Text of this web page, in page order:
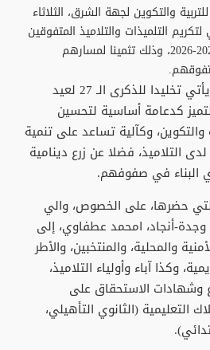
والتكوين لجهة الشرق، الثلاثاء
التلميذات والتلاميذ المتفوقين
برسم الموسم الدراسي 2025-2026، وذلك تثمينا لمسارهم
ويروم هذا الحفل، الذي يأتي تخليدا للذكرى الـ 27 لعيد
كدعامة أساسية لتحسين
وكآلية تساعد على تنمية
التلاميذ، فضلا عن زرع دينامية
البناء في صفوفهم.
حضرها، على الخصوص، والي
أنجاد، امحمد عطفاوي، إلى
والمحلية، والمنتخبين، والأطر
وكذا آباء وأولياء التلاميذ،
وشهادات الاستحقاق على
التعليمية (الثانوي التأهيلي،